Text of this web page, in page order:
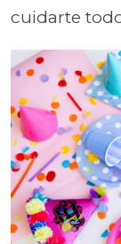
cuidarte